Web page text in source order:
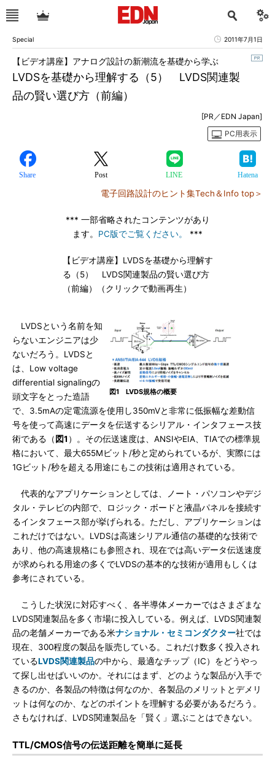
Special 2011年7月1日
LVDSを基礎から理解する（5） LVDS関連製
品の賢い選び方（前編）
【ビデオ講座】アナログ設計の新潮流を基礎から学ぶ
[PR／EDN Japan]
PC用表示
Share Post LINE Hatena
電子回路設計のヒント集Tech＆Info top＞
*** 一部省略されたコンテンツがあり
ます。 PC版でご覧ください。 ***
【ビデオ講座】LVDSを基礎から理解す
る（5） LVDS関連製品の賢い選び方
（前編）（クリックで動画再生）
図1 LVDS規格の概要
LVDSという名前を知
らないエンジニアは少
ないだろう。LVDSと
は、Low voltage
differential signalingの
頭文字をとった造語
で、3.5mAの定電流源を使用し350mVと非常に低振幅な差動信
号を使って高速にデータを伝送するシリアル・インタフェース技
術である（ 図1 ）。その伝送速度は、ANSIやEIA、TIAでの標準規
格において、最大655Mビット/秒と定められているが、実際には
1Gビット/秒を超える用途にもこの技術は適用されている。
代表的なアプリケーションとしては、ノート・パソコンやデジ
タル・テレビの内部で、ロジック・ボードと液晶パネルを接続す
るインタフェース部が挙げられる。ただし、アプリケーションは
これだけではない。LVDSは高速シリアル通信の基礎的な技術で
あり、他の高速規格にも参照され、現在では高いデータ伝送速度
が求められる用途の多くでLVDSの基本的な技術が適用もしくは
参考にされている。
こうした状況に対応すべく、各半導体メーカーではさまざまな
LVDS関連製品を多く市場に投入している。例えば、LVDS関連製
品の老舗メーカーである米ナショナル・セミコンダクター社では
現在、300程度の製品を販売している。これだけ数多く投入され
ているLVDS関連製品の中から、最適なチップ（IC）をどうやっ
て探し出せばいいのか。それにはまず、どのような製品が入手で
きるのか、各製品の特徴は何なのか、各製品のメリットとデメリ
ットは何なのか、などのポイントを理解する必要があるだろう。
さもなければ、LVDS関連製品を「賢く」選ぶことはできない。
TTL/CMOS信号の伝送距離を簡単に延長